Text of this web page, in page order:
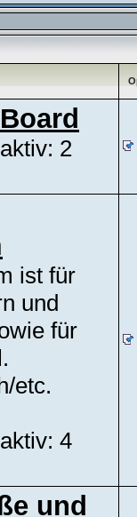
2
ist für
und
für
etc.
4
und